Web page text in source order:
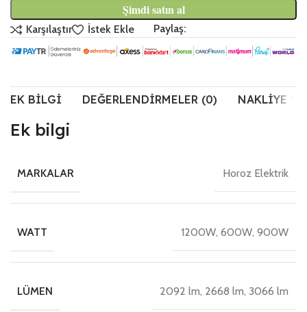
Şimdi satın al
Karşılaştır İstek Ekle Paylaş:
EK BILGI DEĞERLENDIRMELER (0) NAKLIYE
Ek bilgi
MARKALAR Horoz Elektrik
WATT 1200W, 600W, 900W
LÜMEN 2092 lm, 2668 lm, 3066 lm